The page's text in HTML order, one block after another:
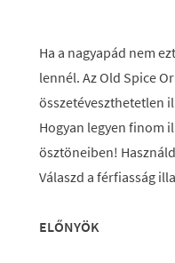
Ha a nagyapád nem
lennél. Az Old Spice
összetéveszthetetlen
Hogyan legyen finom
ösztöneiben!
Válaszd a férfiasság
ELŐNYÖK